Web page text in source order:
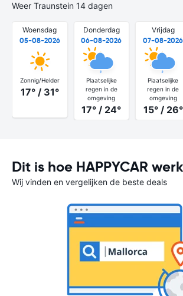
Weer Traunstein 14 dagen
Woensdag
05-08-2026
Zonnig/Helder
17° / 31°
Donderdag
06-08-2026
Plaatselijke
regen in de
omgeving
17° / 24°
Vrijdag
07-08-2026
Plaatselijke
regen in de
omgeving
15° / 26°
Dit is hoe HAPPYCAR
Wij vinden en vergelijken de beste deals